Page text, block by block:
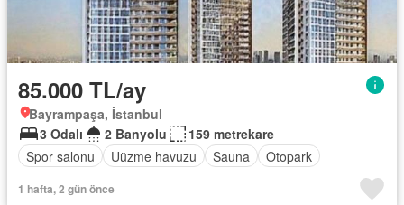
85.000 TL/ay
Bayrampaşa, İstanbul
3 Odalı
2 Banyolu
159 metrekare
Spor salonu
Uüzme havuzu Sauna Otopark
1 hafta, 2 gün önce